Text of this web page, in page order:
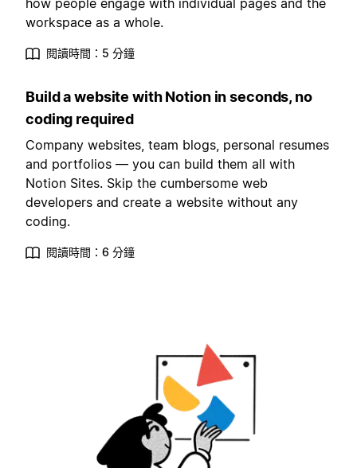
how people engage with individual pages and the
workspace as a whole.
閱讀時間：5 分鐘
Build a website with Notion in seconds, no
coding required
Company websites, team blogs, personal resumes
and portfolios — you can build them all with
Notion Sites. Skip the cumbersome web
developers and create a website without any
coding.
閱讀時間：6 分鐘